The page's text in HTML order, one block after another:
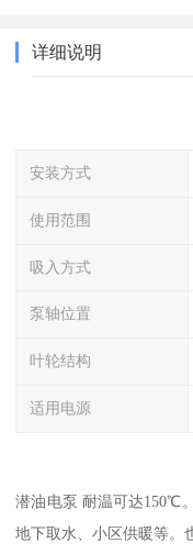
详细说明
安装方式
使用范围
吸入方式
泵轴位置
叶轮结构
适用电源
潜油电泵 耐温可达150℃
地下取水、小区供暖等。